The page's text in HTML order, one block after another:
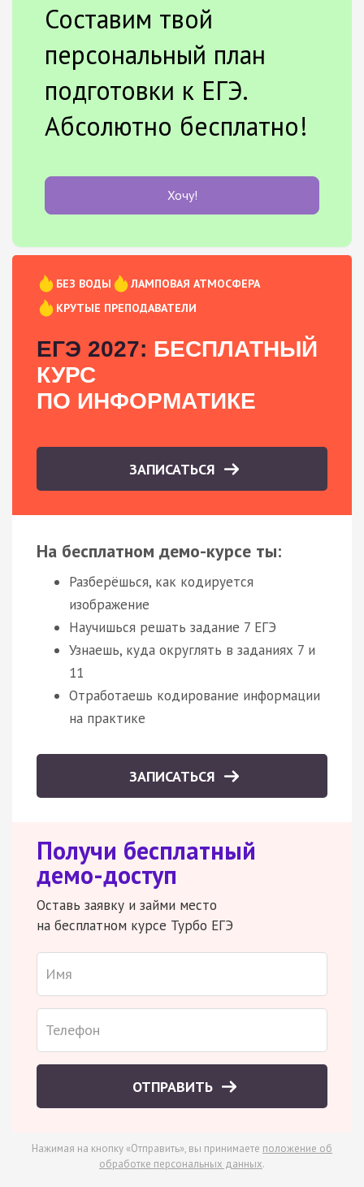
Составим твой
персональный план
подготовки к ЕГЭ.
Абсолютно бесплатно!
Хочу!
БЕЗ ВОДЫ
ЛАМПОВАЯ АТМОСФЕРА
КРУТЫЕ ПРЕПОДАВАТЕЛИ
ЕГЭ 2027: БЕСПЛАТНЫЙ
КУРС
ПО ИНФОРМАТИКЕ
ЗАПИСАТЬСЯ
На бесплатном демо-курсе ты:
Разберёшься, как кодируется
изображение
Научишься решать задание 7 ЕГЭ
Узнаешь, куда округлять в заданиях 7 и
11
Отработаешь кодирование информации
на практике
ЗАПИСАТЬСЯ
Получи бесплатный
демо-доступ
Оставь заявку и займи место
на бесплатном курсе Турбо ЕГЭ
ОТПРАВИТЬ
Нажимая на кнопку «Отправить», вы принимаете положение об
обработке персональных данных.